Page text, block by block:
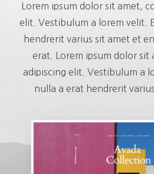
Lorem ipsum dolor sit amet,
elit. Vestibulum a lorem velit.
hendrerit varius sit amet et
erat. Lorem ipsum dolor sit
adipiscing elit. Vestibulum a
nulla a erat hendrerit